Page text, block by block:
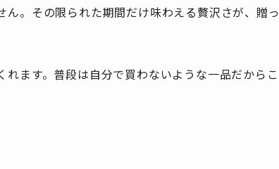
。その限られた期間だけ味わえる贅沢さが、贈っ
ます。普段は自分で買わないような一品だからこ